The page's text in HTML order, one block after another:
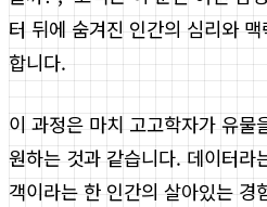
터 뒤에 숨겨진 인간의 심리와
합니다.
이 과정은 마치 고고학자가 유물
원하는 것과 같습니다. 데이터라
객이라는 한 인간의 살아있는 경